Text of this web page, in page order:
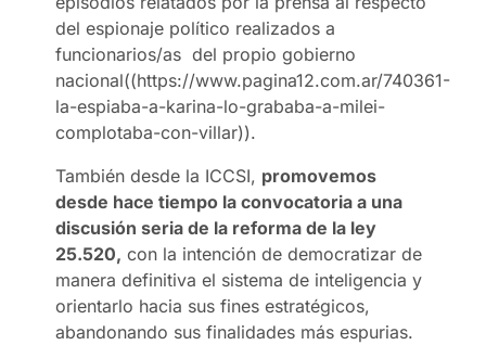
del espionaje político realizados a
funcionarios/as del propio gobierno
nacional((https://www.pagina12.com.ar/740361-
la-espiaba-a-karina-lo-grababa-a-milei-
complotaba-con-villar)).
También desde la ICCSI, promovemos
desde hace tiempo la convocatoria a una
discusión seria de la reforma de la ley
25.520, con la intención de democratizar de
manera definitiva el sistema de inteligencia y
orientarlo hacia sus fines estratégicos,
abandonando sus finalidades más espurias.